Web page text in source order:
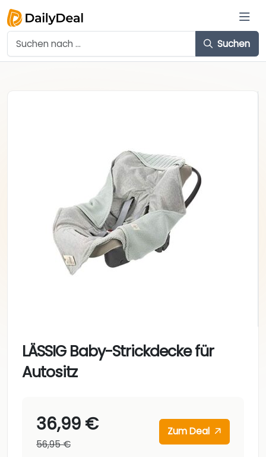
Suchen
LÄSSIG Baby-Strickdecke für
Autositz
36,99 €
56,95 €
Zum Deal